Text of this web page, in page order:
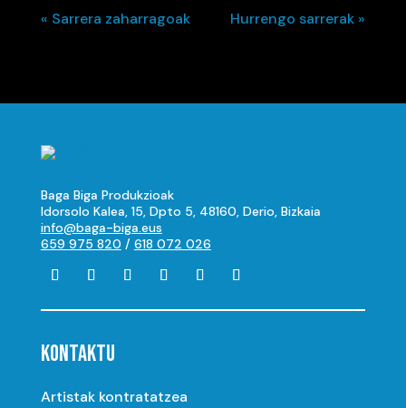
« Sarrera zaharragoak Hurrengo sarrerak »
Baga Biga Produkzioak
Idorsolo Kalea, 15, Dpto 5, 48160, Derio, Bizkaia
info@baga-biga.eus
659 975 820 / 618 072 026
KONTAKTU
Artistak kontratatzea